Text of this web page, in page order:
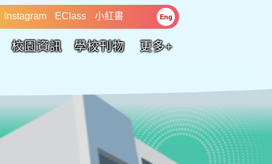
Instagram EClass 小紅書 Eng
校園資訊 學校刊物 更多+